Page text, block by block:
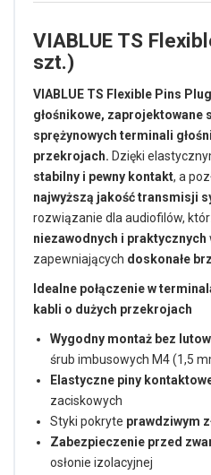
VIABLUE TS
szt.)
VIABLUE TS Flexible Pins
głośnikowe, zaprojektowane
sprężynowych terminali
przekrojach. Dzięki
stabilny i pewny kontakt, a
najwyższą jakość transmisji
rozwiązanie dla audiofilów,
niezawodnych i praktycznych
zapewniających doskonałe
Idealne połączenie w
kabli o dużych przekrojach
Wygodny montaż bez
śrub imbusowych M4 (1,5
Elastyczne piny
zaciskowych
Styki pokryte prawdziwym
Zabezpieczenie przed
osłonie izolacyjnej